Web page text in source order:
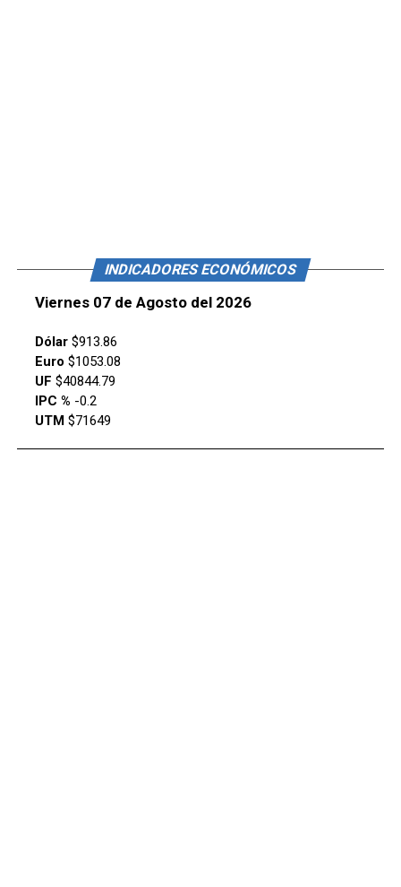
INDICADORES ECONÓMICOS
Viernes 07 de Agosto del 2026
Dólar$913.86
Euro $1053.08
UF $40844.79
IPC % -0.2
UTM$71649